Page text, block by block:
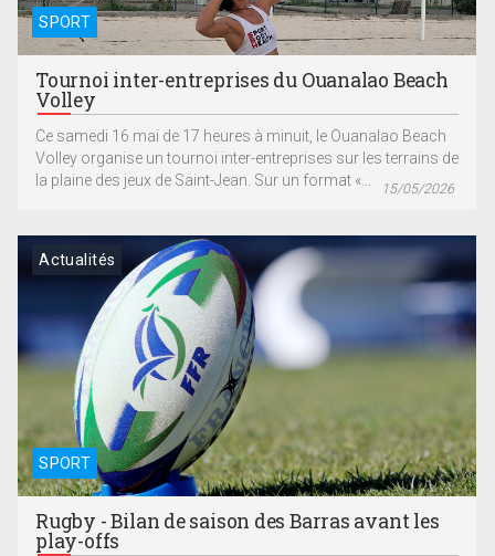
SPORT
Tournoi inter-entreprises du Ouanalao Beach
Volley
Ce samedi 16 mai de 17 heures à minuit, le Ouanalao Beach
Volley organise un tournoi inter-entreprises sur les terrains de
la plaine des jeux de Saint-Jean. Sur un format «...
15/05/2026
SPORT
Actualités
Rugby - Bilan de saison des Barras avant les
play-offs